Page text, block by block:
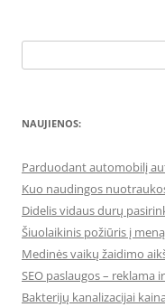
for:
NAUJIENOS:
Parduodant automobilį
Kuo naudingos
Didelis vidaus durų
Šiuolaikinis požiūris į
Medinės vaikų žaidimo
SEO paslaugos – reklama
Bakterijų kanalizacijai